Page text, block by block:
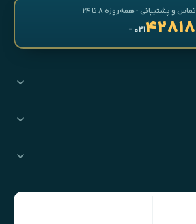
تماس و پشتیبانی · همه‌روزه ۸ تا ۲۴
۴۲۸۱۸- ۰۲۱